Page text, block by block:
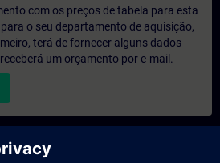
com os preços de tabela para esta
o seu departamento de aquisição,
terá de fornecer alguns dados
um orçamento por e-mail.
sobre formação exclusiva